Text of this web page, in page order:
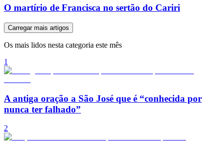
O martírio de Francisca no sertão do Cariri
Carregar mais artigos
Os mais lidos nesta categoria este mês
1
A antiga oração a São José que é “conhecida por
nunca ter falhado”
2